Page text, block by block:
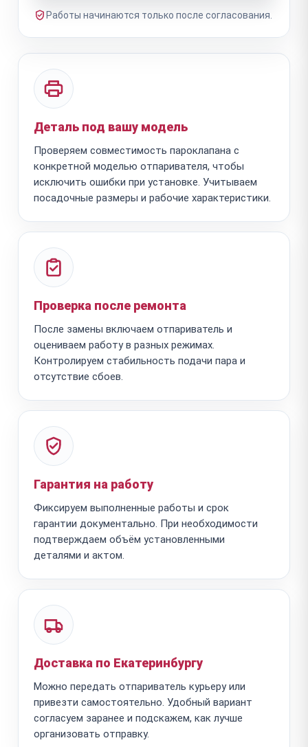
Работы начинаются только после согласования.
Деталь под вашу модель
Проверяем совместимость пароклапана с
конкретной моделью отпаривателя, чтобы
исключить ошибки при установке. Учитываем
посадочные размеры и рабочие характеристики.
Проверка после ремонта
После замены включаем отпариватель и
оцениваем работу в разных режимах.
Контролируем стабильность подачи пара и
отсутствие сбоев.
Гарантия на работу
Фиксируем выполненные работы и срок
гарантии документально. При необходимости
подтверждаем объём установленными
деталями и актом.
Доставка по Екатеринбургу
Можно передать отпариватель курьеру или
привезти самостоятельно. Удобный вариант
согласуем заранее и подскажем, как лучше
организовать отправку.